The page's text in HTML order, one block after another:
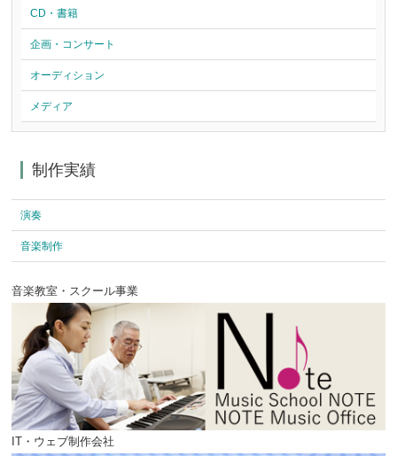
CD・書籍
企画・コンサート
オーディション
メディア
制作実績
演奏
音楽制作
音楽教室・スクール事業
IT・ウェブ制作会社